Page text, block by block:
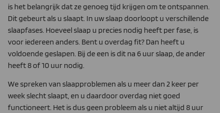
is het belangrijk dat ze genoeg tijd krijgen om te ontspannen.
Dit gebeurt als u slaapt. In uw slaap doorloopt u verschillende
slaapfases. Hoeveel slaap u precies nodig heeft per fase, is
voor iedereen anders. Bent u overdag fit? Dan heeft u
voldoende geslapen. Bij de een is dit na 6 uur slaap, de ander
heeft 8 of 10 uur nodig.
We spreken van slaapproblemen als u meer dan 2 keer per
week slecht slaapt, en u daardoor overdag niet goed
functioneert. Het is dus geen probleem als u niet altijd 8 uur